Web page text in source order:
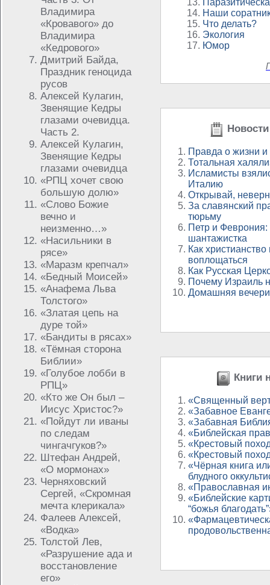
Владимира
«Кровавого» до
Владимира
«Кедрового»
Дмитрий Байда,
Праздник геноцида
русов
Алексей Кулагин,
Звенящие Кедры
глазами очевидца.
Часть 2.
Алексей Кулагин,
Звенящие Кедры
глазами очевидца
«РПЦ хочет свою
большую долю»
«Слово Божие
вечно и
неизменно…»
«Насильники в
рясе»
«Маразм крепчал»
«Бедный Моисей»
«Анафема Льва
Толстого»
«Златая цепь на
дуре той»
«Бандиты в рясах»
«Тёмная сторона
Библии»
«Голубое лобби в
РПЦ»
«Кто же Он был –
Иисус Христос?»
«Пойдут ли иваны
по следам
чингачгуков?»
Штефан Андрей,
«О мормонах»
Черняховский
Сергей, «Скромная
мечта клерикала»
Фалеев Алексей,
«Водка»
Толстой Лев,
«Разрушение ада и
восстановление
его»
Наши
Что делать?
Экология
Юмор
Правда о жизни
Тотальная
Исламисты
Италию
Открывай,
За славянский
тюрьму
Петр и
шантажистка
Как
воплощаться
Как Русская
Почему Израиль
Домашняя
Книги
«Священный
«Забавное
«Забавная
«Библейская
«Крестовый
«Крестовый
«Чёрная книга
блудного
«Православная
«Библейские
“божья